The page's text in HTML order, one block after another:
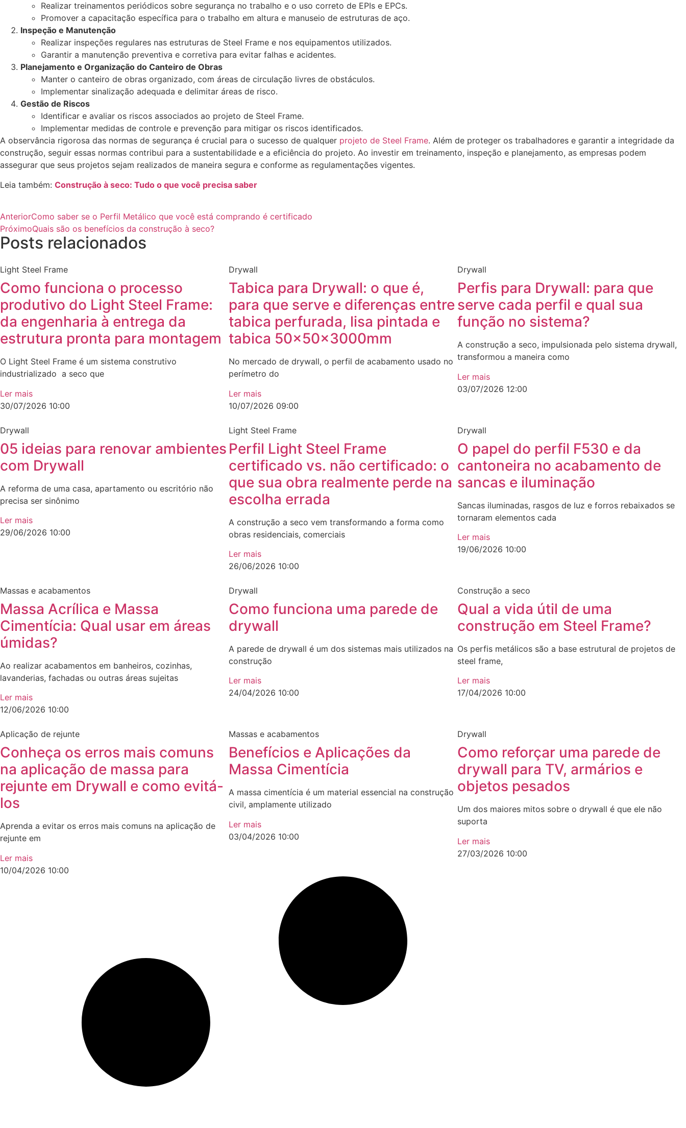
Realizar treinamentos periódicos sobre segurança no trabalho e o uso correto de EPIs e EPCs.
Promover a capacitação específica para o trabalho em altura e manuseio de estruturas de aço.
Inspeção e Manutenção
Realizar inspeções regulares nas estruturas de Steel Frame e nos equipamentos utilizados.
Garantir a manutenção preventiva e corretiva para evitar falhas e acidentes.
Planejamento e Organização do Canteiro de Obras
Manter o canteiro de obras organizado, com áreas de circulação livres de obstáculos.
Implementar sinalização adequada e delimitar áreas de risco.
Gestão de Riscos
Identificar e avaliar os riscos associados ao projeto de Steel Frame.
Implementar medidas de controle e prevenção para mitigar os riscos identificados.
A observância rigorosa das normas de segurança é crucial para o sucesso de qualquer projeto de Steel Frame. Além de proteger os trabalhadores e garantir a integridade da
construção, seguir essas normas contribui para a sustentabilidade e a eficiência do projeto. Ao investir em treinamento, inspeção e planejamento, as empresas podem
assegurar que seus projetos sejam realizados de maneira segura e conforme as regulamentações vigentes.
Leia também: Construção à seco: Tudo o que você precisa saber
AnteriorComo saber se o Perfil Metálico que você está comprando é certificado
PróximoQuais são os benefícios da construção à seco?
Posts relacionados
Light Steel Frame
Como funciona o processo
produtivo do Light Steel Frame:
da engenharia à entrega da
estrutura pronta para montagem
O Light Steel Frame é um sistema construtivo
industrializado a seco que
Ler mais
30/07/2026 10:00
Drywall
Tabica para Drywall: o que é,
para que serve e diferenças entre
tabica perfurada, lisa pintada e
tabica 50x50x3000mm
No mercado de drywall, o perfil de acabamento usado no
perímetro do
Ler mais
10/07/2026 09:00
Drywall
Perfis para Drywall: para que
serve cada perfil e qual sua
função no sistema?
A construção a seco, impulsionada pelo sistema drywall,
transformou a maneira como
Ler mais
03/07/2026 12:00
Drywall
05 ideias para renovar ambientes
com Drywall
A reforma de uma casa, apartamento ou escritório não
precisa ser sinônimo
Ler mais
29/06/2026 10:00
Light Steel Frame
Perfil Light Steel Frame
certificado vs. não certificado: o
que sua obra realmente perde na
escolha errada
A construção a seco vem transformando a forma como
obras residenciais, comerciais
Ler mais
26/06/2026 10:00
Drywall
O papel do perfil F530 e da
cantoneira no acabamento de
sancas e iluminação
Sancas iluminadas, rasgos de luz e forros rebaixados se
tornaram elementos cada
Ler mais
19/06/2026 10:00
Massas e acabamentos
Massa Acrílica e Massa
Cimentícia: Qual usar em áreas
úmidas?
Ao realizar acabamentos em banheiros, cozinhas,
lavanderias, fachadas ou outras áreas sujeitas
Ler mais
12/06/2026 10:00
Drywall
Como funciona uma parede de
drywall
A parede de drywall é um dos sistemas mais utilizados na
construção
Ler mais
24/04/2026 10:00
Construção a seco
Qual a vida útil de uma
construção em Steel Frame?
Os perfis metálicos são a base estrutural de projetos de
steel frame,
Ler mais
17/04/2026 10:00
Aplicação de rejunte
Conheça os erros mais comuns
na aplicação de massa para
rejunte em Drywall e como evitá-
los
Aprenda a evitar os erros mais comuns na aplicação de
rejunte em
Ler mais
10/04/2026 10:00
Massas e acabamentos
Benefícios e Aplicações da
Massa Cimentícia
A massa cimentícia é um material essencial na construção
civil, amplamente utilizado
Ler mais
03/04/2026 10:00
Drywall
Como reforçar uma parede de
drywall para TV, armários e
objetos pesados
Um dos maiores mitos sobre o drywall é que ele não
suporta
Ler mais
27/03/2026 10:00